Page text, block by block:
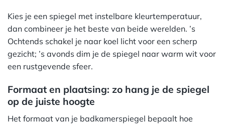
Kies je een spiegel met instelbare kleurtemperatuur,
dan combineer je het beste van beide werelden. ’s
Ochtends schakel je naar koel licht voor een scherp
gezicht; ’s avonds dim je de spiegel naar warm wit voor
een rustgevende sfeer.
Formaat en plaatsing: zo hang je de spiegel
op de juiste hoogte
Het formaat van je badkamerspiegel bepaalt hoe